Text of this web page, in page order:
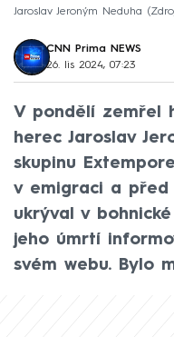
Jaroslav Jeroným Neduha
CNN Prima NEWS
26. lis 2024, 07:23
V pondělí zemřel
herec Jaroslav
skupinu
v emigraci a před
ukrýval v
jeho úmrtí
svém webu. Bylo